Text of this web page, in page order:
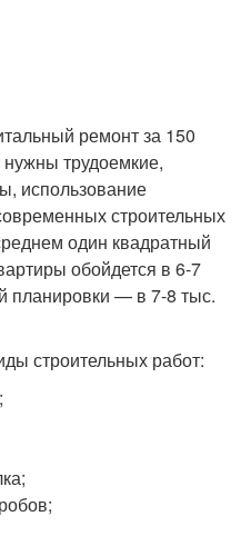
ремонт за 150
нужны трудоемкие,
использование
строительных
один квадратный
обойдется в 6-7
планировки — в 7-8 тыс.
строительных работ: